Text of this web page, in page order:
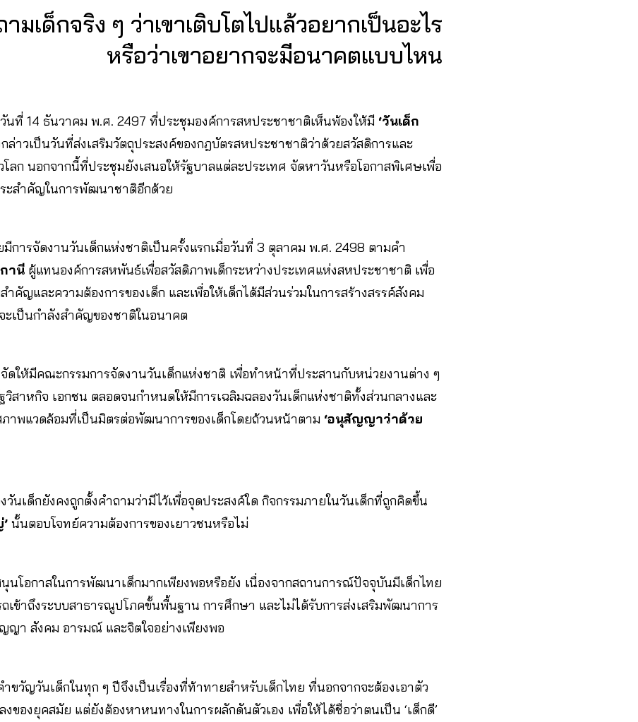
ามเด็กจริง ๆ ว่าเขาเติบโตไปแล้วอยากเป็นอะไร
หรือว่าเขาอยากจะมีอนาคตแบบไหน
นที่ 14 ธันวาคม พ.ศ. 2497 ที่ประชุมองค์การสหประชาชาติเห็นพ้องให้มี ‘วันเด็ก
ล่าวเป็นวันที่ส่งเสริมวัตถุประสงค์ของกฎบัตรสหประชาชาติว่าด้วยสวัสดิการและ
ลก นอกจากนี้ที่ประชุมยังเสนอให้รัฐบาลแต่ละประเทศ จัดหาวันหรือโอกาสพิเศษเพื่อ
ะสำคัญในการพัฒนาชาติอีกด้วย
การจัดงานวันเด็กแห่งชาติเป็นครั้งแรกเมื่อวันที่ 3 ตุลาคม พ.ศ. 2498 ตามคำ
านี ผู้แทนองค์การสหพันธ์เพื่อสวัสดิภาพเด็กระหว่างประเทศแห่งสหประชาชาติ เพื่อ
คัญและความต้องการของเด็ก และเพื่อให้เด็กได้มีส่วนร่วมในการสร้างสรรค์สังคม
ะเป็นกำลังสำคัญของชาติในอนาคต
ดให้มีคณะกรรมการจัดงานวันเด็กแห่งชาติ เพื่อทำหน้าที่ประสานกับหน่วยงานต่าง ๆ
สาหกิจ เอกชน ตลอดจนกำหนดให้มีการเฉลิมฉลองวันเด็กแห่งชาติทั้งส่วนกลางและ
าพแวดล้อมที่เป็นมิตรต่อพัฒนาการของเด็กโดยถ้วนหน้าตาม ‘อนุสัญญาว่าด้วย
วันเด็กยังคงถูกตั้งคำถามว่ามีไว้เพื่อจุดประสงค์ใด กิจกรรมภายในวันเด็กที่ถูกคิดขึ้น
นั้นตอบโจทย์ความต้องการของเยาวชนหรือไม่
นโอกาสในการพัฒนาเด็กมากเพียงพอหรือยัง เนื่องจากสถานการณ์ปัจจุบันมีเด็กไทย
เข้าถึงระบบสาธารณูปโภคขั้นพื้นฐาน การศึกษา และไม่ได้รับการส่งเสริมพัฒนาการ
ญา สังคม อารมณ์ และจิตใจอย่างเพียงพอ
ขวัญวันเด็กในทุก ๆ ปีจึงเป็นเรื่องที่ท้าทายสำหรับเด็กไทย ที่นอกจากจะต้องเอาตัว
ของยุคสมัย แต่ยังต้องหาหนทางในการผลักดันตัวเอง เพื่อให้ได้ชื่อว่าตนเป็น ‘เด็กดี’